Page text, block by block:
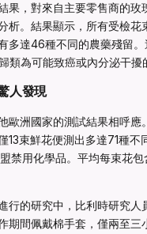
果，對來自主要零售商的玫
析。結果顯示，所有受檢花
多達46種不同的農藥殘留。
類為可能致癌或內分泌干擾
人發現
歐洲國家的測試結果相呼應
13束鮮花便測出多達71種不
禁用化學品。平均每束花包
行的研究中，比利時研究人
期間佩戴棉手套，僅兩至三